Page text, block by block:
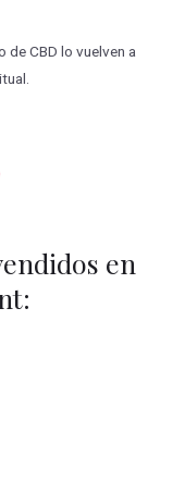
de CBD lo vuelven a
en